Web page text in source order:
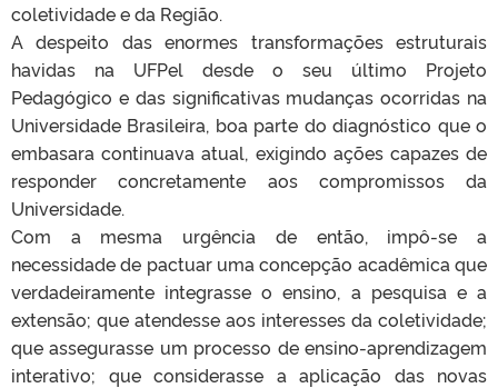
coletividade e da Região.
A despeito das enormes transformações estruturais
havidas na UFPel desde o seu último Projeto
Pedagógico e das significativas mudanças ocorridas na
Universidade Brasileira, boa parte do diagnóstico que o
embasara continuava atual, exigindo ações capazes de
responder concretamente aos compromissos da
Universidade.
Com a mesma urgência de então, impô-se a
necessidade de pactuar uma concepção acadêmica que
verdadeiramente integrasse o ensino, a pesquisa e a
extensão; que atendesse aos interesses da coletividade;
que assegurasse um processo de ensino-aprendizagem
interativo; que considerasse a aplicação das novas